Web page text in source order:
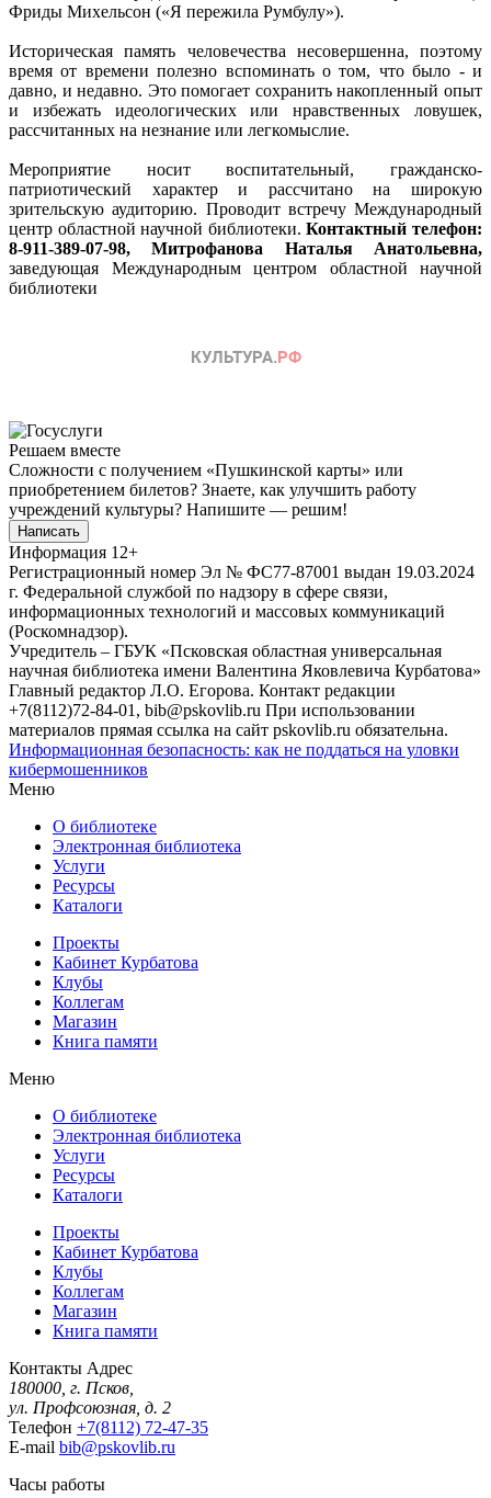
Фриды Михельсон («Я пережила Румбулу»).
Историческая память человечества несовершенна, поэтому
время от времени полезно вспоминать о том, что было - и
давно, и недавно. Это помогает сохранить накопленный опыт
и избежать идеологических или нравственных ловушек,
рассчитанных на незнание или легкомыслие.
Мероприятие носит воспитательный, гражданско-
патриотический характер и рассчитано на широкую
зрительскую аудиторию. Проводит встречу Международный
центр областной научной библиотеки.Контактный телефон:
8-911-389-07-98, Митрофанова Наталья Анатольевна,
заведующая Международным центром областной научной
библиотеки
Решаем вместе
Сложности с получением «Пушкинской карты» или
приобретением билетов? Знаете, как улучшить работу
учреждений культуры? Напишите — решим!
Написать
Информация 12+
Регистрационный номер Эл № ФС77-87001 выдан 19.03.2024
г. Федеральной службой по надзору в сфере связи,
информационных технологий и массовых коммуникаций
(Роскомнадзор).
Учредитель – ГБУК «Псковская областная универсальная
научная библиотека имени Валентина Яковлевича Курбатова»
Главный редактор Л.О. Егорова. Контакт редакции
+7(8112)72-84-01, bib@pskovlib.ru При использовании
материалов прямая ссылка на сайт pskovlib.ru обязательна.
Информационная безопасность: как не поддаться на уловки
кибермошенников
Меню
О библиотеке
Электронная библиотека
Услуги
Ресурсы
Каталоги
Проекты
Кабинет Курбатова
Клубы
Коллегам
Магазин
Книга памяти
Меню
О библиотеке
Электронная библиотека
Услуги
Ресурсы
Каталоги
Проекты
Кабинет Курбатова
Клубы
Коллегам
Магазин
Книга памяти
Контакты Адрес
180000, г. Псков,
ул. Профсоюзная, д. 2
Телефон +7(8112) 72-47-35
E-mail bib@pskovlib.ru
Часы работы